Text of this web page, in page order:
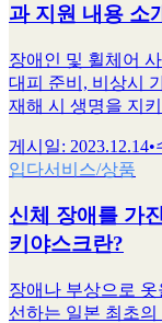
과 지원 내용 소
장애인 및 휠체어
대피 준비, 비상시
재해 시 생명을 지
게시일: 2023.12.14•
입다서비스/상품
신체 장애를 가
키야스크란?
장애나 부상으로
선하는 일본 최초